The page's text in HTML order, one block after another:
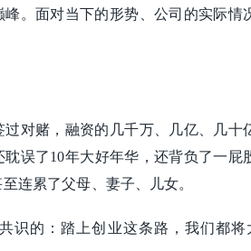
。面对当下的形势、公司的实际情
对赌，融资的几千万、几亿、几十
误了10年大好年华，还背负了一屁
连累了父母、妻子、儿女。
识的：踏上创业这条路，我们都将